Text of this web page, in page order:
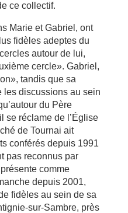
ce collectif.
Marie et Gabriel, ont
fidèles adeptes du
autour de lui,
cercle». Gabriel,
tandis que sa
les discussions au sein
du Père
se réclame de l’Église
de Tournai ait
conférés depuis 1991
pas reconnus par
comme
depuis 2001,
fidèles au sein de sa
sur-Sambre, près